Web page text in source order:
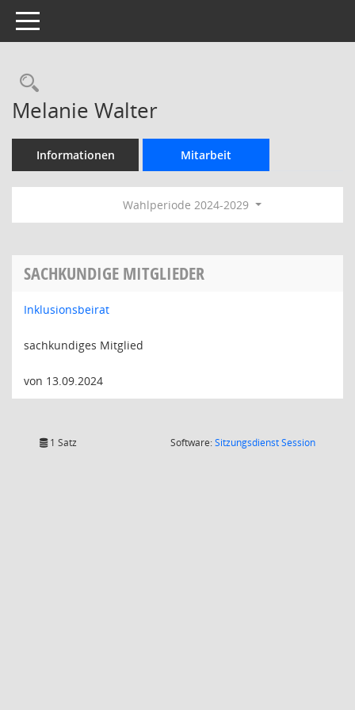
Toggle navigation
Rechercheauswahl
Melanie Walter
Informationen Mitarbeit
Wahlperiode 2024-2029
SACHKUNDIGE MITGLIEDER
Inklusionsbeirat
sachkundiges Mitglied
von 13.09.2024
1 Satz Software:SitzungsdienstSession(Wird in